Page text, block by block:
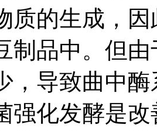
质的生成，
制品中。但
，导致曲中
强化发酵是